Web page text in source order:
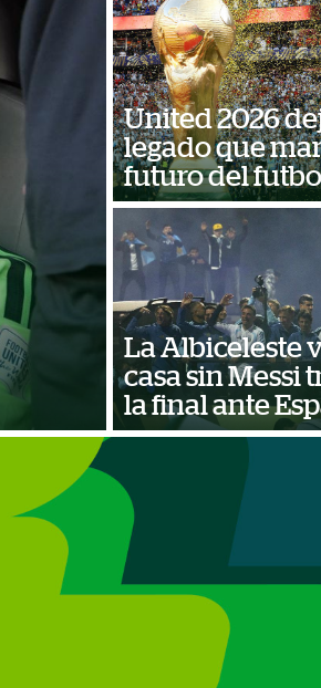
United 2026
legado que
futuro del
La Albiceleste
casa sin Messi
la final ante